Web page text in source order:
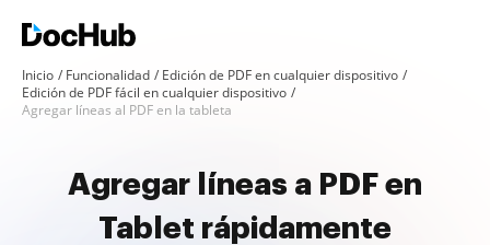
Inicio Funcionalidad
Edición de PDF en cualquier dispositivo
Edición de PDF fácil en cualquier dispositivo
Agregar líneas al PDF en la tableta
Agregar líneas a PDF en
Tablet rápidamente